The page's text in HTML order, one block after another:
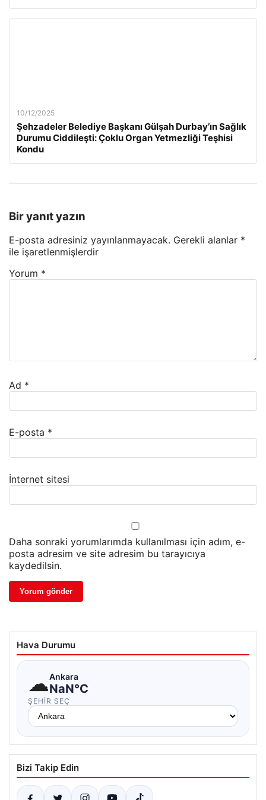
10/12/2025
Şehzadeler Belediye Başkanı Gülşah Durbay’ın Sağlık
Durumu Ciddileşti: Çoklu Organ Yetmezliği Teşhisi
Kondu
Bir yanıt yazın
E-posta adresiniz yayınlanmayacak. Gerekli alanlar *
ile işaretlenmişlerdir
Yorum *
Ad *
E-posta *
İnternet sitesi
Daha sonraki yorumlarımda kullanılması için adım, e-
posta adresim ve site adresim bu tarayıcıya
kaydedilsin.
Hava Durumu
☁Ankara
NaN°C
ŞEHIR SEÇ
Bizi Takip Edin